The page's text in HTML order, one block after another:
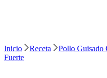
Inicio Receta
Pollo Guisado
Fuerte